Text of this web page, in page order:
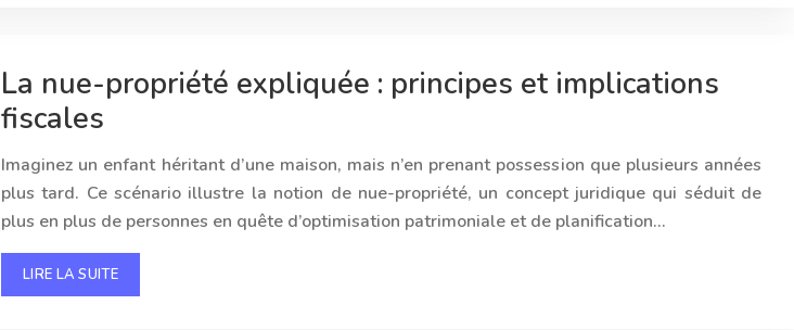
La nue-propriété expliquée : principes et implications
fiscales
Imaginez un enfant héritant d’une maison, mais n’en prenant possession que plusieurs années
plus tard. Ce scénario illustre la notion de nue-propriété, un concept juridique qui séduit de
plus en plus de personnes en quête d’optimisation patrimoniale et de planification…
LIRE LA SUITE